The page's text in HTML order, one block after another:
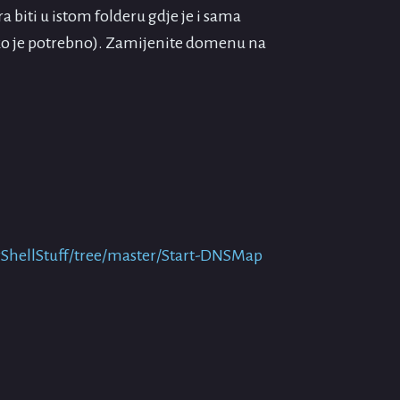
biti u istom folderu gdje je i sama
je potrebno). Zamijenite domenu na
tree/master/Start-DNSMap